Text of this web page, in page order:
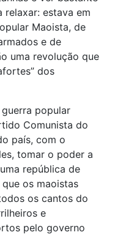
relaxar: estava em
Maoista, de
e de
uma revolução que
dos
popular
Comunista do
país, com o
tomar o poder a
república de
os maoistas
os cantos do
e
pelo governo